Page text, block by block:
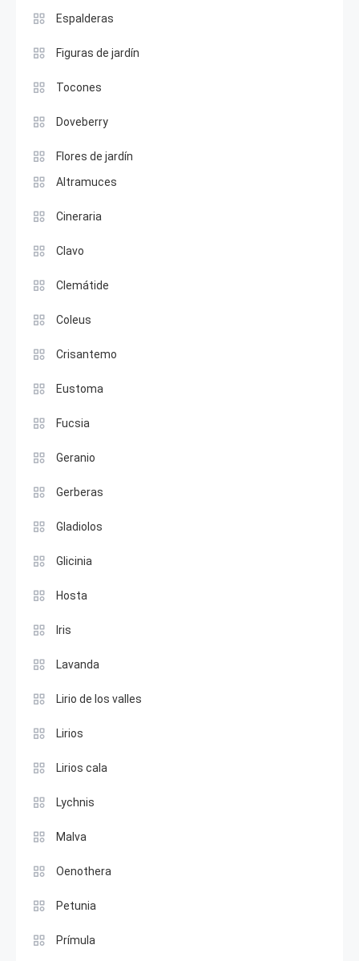
Espalderas
Figuras de jardín
Tocones
Doveberry
Flores de jardín
Altramuces
Cineraria
Clavo
Clemátide
Coleus
Crisantemo
Eustoma
Fucsia
Geranio
Gerberas
Gladiolos
Glicinia
Hosta
Iris
Lavanda
Lirio de los valles
Lirios
Lirios cala
Lychnis
Malva
Oenothera
Petunia
Prímula